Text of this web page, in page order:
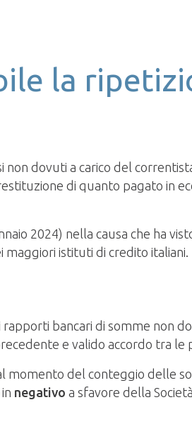
la
dovuti a carico del
di quanto pagato in
2024) nella causa che ha
maggiori istituti di credito italiani.
bancari di somme non
e valido accordo tra le
momento del conteggio delle
in negativo a sfavore della Società.